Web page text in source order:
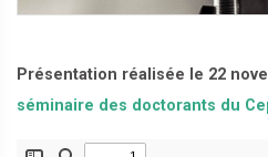
Présentation réalisée le 22
séminaire des doctorants du